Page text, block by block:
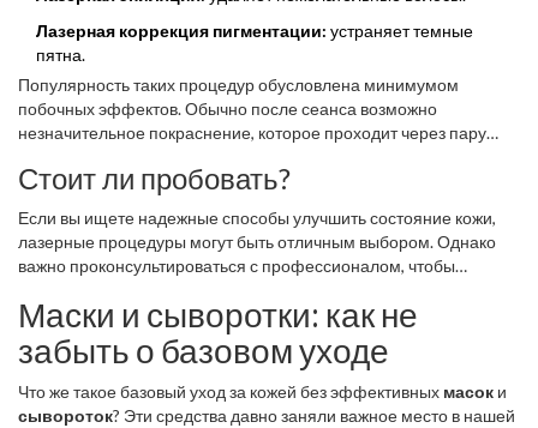
Лазерная коррекция пигментации: устраняет темные
пятна.
Популярность таких процедур обусловлена минимумом
побочных эффектов. Обычно после сеанса возможно
незначительное покраснение, которое проходит через пару
Стоит ли пробовать?
Если вы ищете надежные способы улучшить состояние кожи,
лазерные процедуры могут быть отличным выбором. Однако
важно проконсультироваться с профессионалом, чтобы
Маски и сыворотки: как не
забыть о базовом уходе
Что же такое базовый уход за кожей без эффективных масок и
сывороток? Эти средства давно заняли важное место в нашей